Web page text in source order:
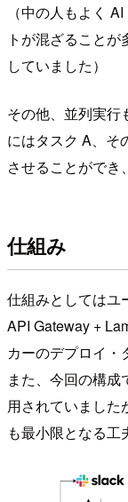
（中の人もよく
トが混ざること
していました）
その他、並列実行
にはタスク A、そ
させることができ
仕組み
仕組みとしてはユ
API Gateway +
カーのデプロイ・
また、今回の構
用されていました
も最小限となる工